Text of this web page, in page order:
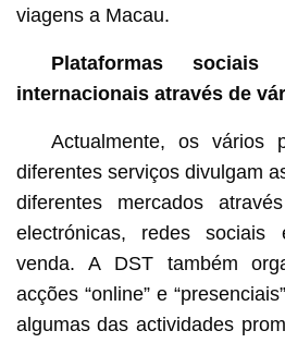
viagens a Macau.
Plataformas sociais
internacionais através de
Actualmente, os vários
diferentes serviços divulgam
diferentes mercados
electrónicas, redes
venda. A DST também
acções “online” e
algumas das actividades